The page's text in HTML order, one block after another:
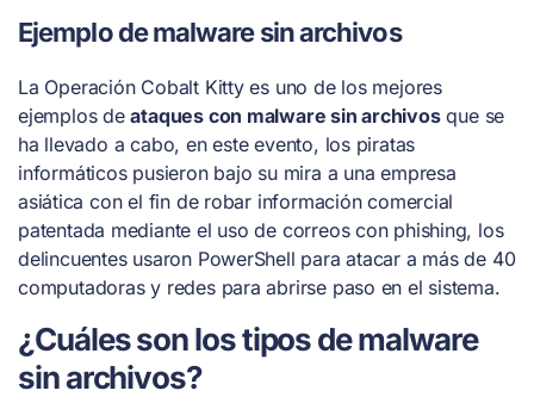
Ejemplo de malware sin archivos
La Operación Cobalt Kitty es uno de los mejores
ejemplos deataques con malware sin archivosque se
ha llevado a cabo, en este evento, los piratas
informáticos pusieron bajo su mira a una empresa
asiática con el fin de robar información comercial
patentada mediante el uso de correos con phishing, los
delincuentes usaron PowerShell para atacar a más de 40
computadoras y redes para abrirse paso en el sistema.
¿Cuáles son los tipos de malware
sin archivos?